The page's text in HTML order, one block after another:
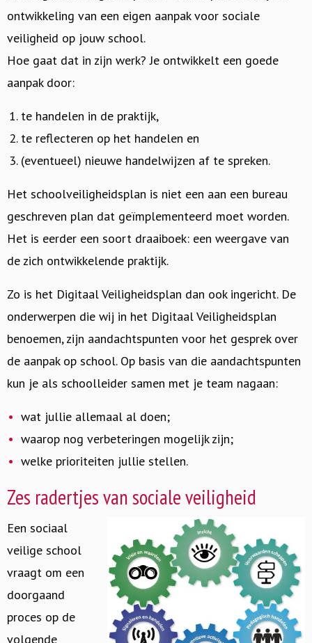
ontwikkeling van een eigen aanpak voor sociale
veiligheid op jouw school.
Hoe gaat dat in zijn werk? Je ontwikkelt een goede
aanpak door:
te handelen in de praktijk,
te reflecteren op het handelen en
(eventueel) nieuwe handelwijzen af te spreken.
Het schoolveiligheidsplan is niet een aan een bureau
geschreven plan dat geïmplementeerd moet worden.
Het is eerder een soort draaiboek: een weergave van
de zich ontwikkelende praktijk.
Zo is het Digitaal Veiligheidsplan dan ook ingericht. De
onderwerpen die wij in het Digitaal Veiligheidsplan
benoemen, zijn aandachtspunten voor het gesprek over
de aanpak op school. Op basis van die aandachtspunten
kun je als schoolleider samen met je team nagaan:
wat jullie allemaal al doen;
waarop nog verbeteringen mogelijk zijn;
welke prioriteiten jullie stellen.
Zes radertjes van sociale veiligheid
Een sociaal
veilige school
vraagt om een
doorgaand
proces op de
volgende